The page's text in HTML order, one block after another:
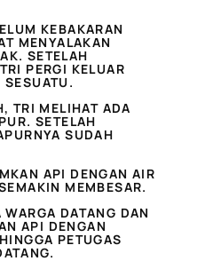
KEBAKARAN
MENYALAKAN
SETELAH
PERGI KELUAR
TRI MELIHAT ADA
SETELAH
SUDAH
API DENGAN AIR
MEMBESAR.
DATANG DAN
API DENGAN
PETUGAS